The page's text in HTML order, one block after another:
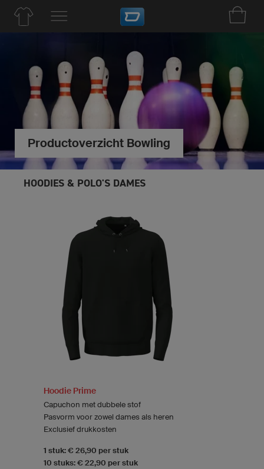
Productoverzicht Bowling
HOODIES & POLO'S DAMES
Hoodie Prime
Capuchon met dubbele stof
Pasvorm voor zowel dames als heren
Exclusief drukkosten
1 stuk: € 26,90 per stuk
10 stuks: € 22,90 per stuk